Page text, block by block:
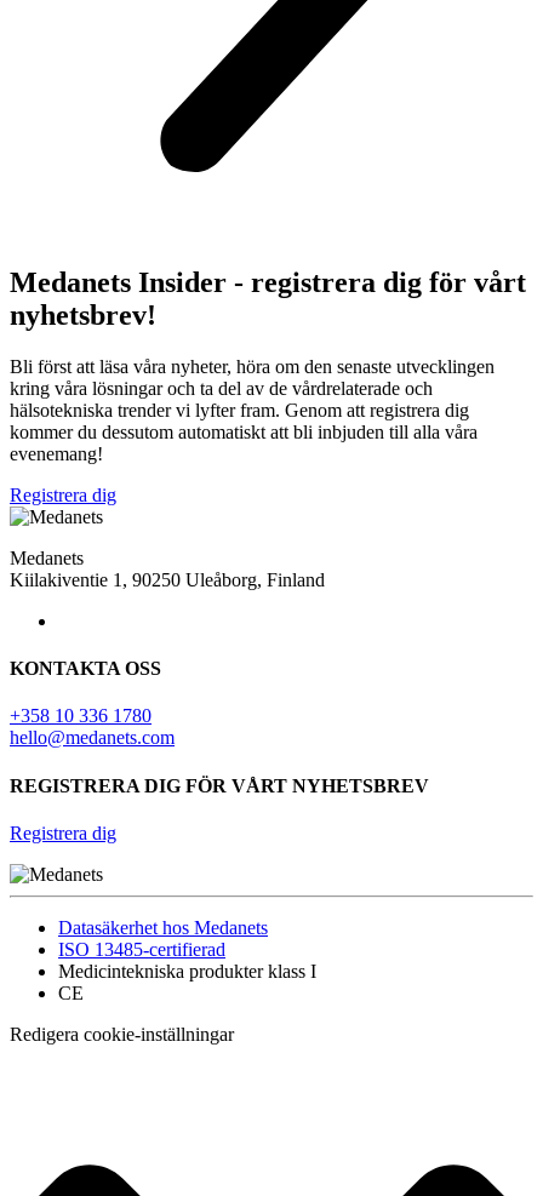
Medanets Insider - registrera dig för vårt
nyhetsbrev!
Bli först att läsa våra nyheter, höra om den senaste utvecklingen
kring våra lösningar och ta del av de vårdrelaterade och
hälsotekniska trender vi lyfter fram. Genom att registrera dig
kommer du dessutom automatiskt att bli inbjuden till alla våra
evenemang!
Registrera dig
Medanets
Kiilakiventie 1, 90250 Uleåborg, Finland
KONTAKTA OSS
+358 10 336 1780
hello@medanets.com
REGISTRERA DIG FÖR VÅRT NYHETSBREV
Registrera dig
Datasäkerhet hos Medanets
ISO 13485-certifierad
Medicintekniska produkter klass I
CE
Redigera cookie-inställningar